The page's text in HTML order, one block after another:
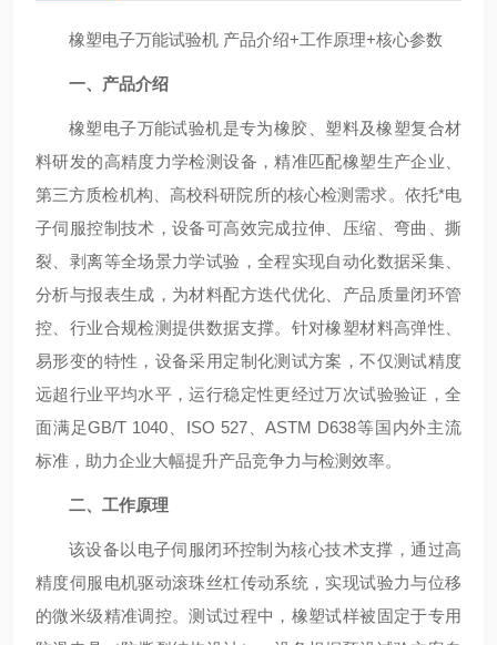
橡塑电子万能试验机 产品介绍+工作原理+核心参数
一、产品介绍
橡塑电子万能试验机是专为橡胶、塑料及橡塑复合材
料研发的高精度力学检测设备，精准匹配橡塑生产企业、
第三方质检机构、高校科研院所的核心检测需求。依托*电
子伺服控制技术，设备可高效完成拉伸、压缩、弯曲、撕
裂、剥离等全场景力学试验，全程实现自动化数据采集、
分析与报表生成，为材料配方迭代优化、产品质量闭环管
控、行业合规检测提供数据支撑。针对橡塑材料高弹性、
易形变的特性，设备采用定制化测试方案，不仅测试精度
远超行业平均水平，运行稳定性更经过万次试验验证，全
面满足GB/T 1040、ISO 527、ASTM D638等国内外主流
标准，助力企业大幅提升产品竞争力与检测效率。
二、工作原理
该设备以电子伺服闭环控制为核心技术支撑，通过高
精度伺服电机驱动滚珠丝杠传动系统，实现试验力与位移
的微米级精准调控。测试过程中，橡塑试样被固定于专用